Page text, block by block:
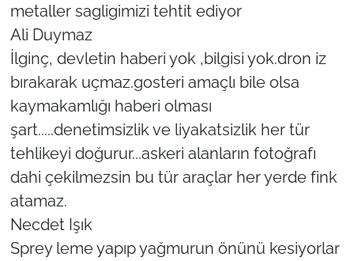
metaller sagligimizi tehtit ediyor
Ali Duymaz
İlginç, devletin haberi yok ,bilgisi yok.dron iz
bırakarak uçmaz.gosteri amaçlı bile olsa
kaymakamlığı haberi olması
şart.....denetimsizlik ve liyakatsizlik her tür
tehlikeyi doğurur...askeri alanların fotoğrafı
dahi çekilmezsin bu tür araçlar her yerde fink
atamaz.
Necdet Işık
Sprey leme yapıp yağmurun önünü kesiyorlar